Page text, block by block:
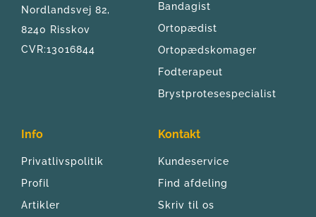
Nordlandsvej 82,
8240 Risskov
CVR:13016844
Bandagist
Ortopædist
Ortopædskomager
Fodterapeut
Brystprotesespecialist
Info
Privatlivspolitik
Profil
Artikler
Kontakt
Kundeservice
Find afdeling
Skriv til os